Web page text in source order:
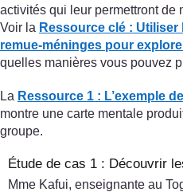
activités qui leur permettront de
Voir la Ressource clé :
remue-méninges pour
quelles manières vous pouvez
La Ressource 1 : L’exemple
montre une carte mentale
groupe.
Étude de cas 1 : Découvrir
Mme Kafui, enseignante au